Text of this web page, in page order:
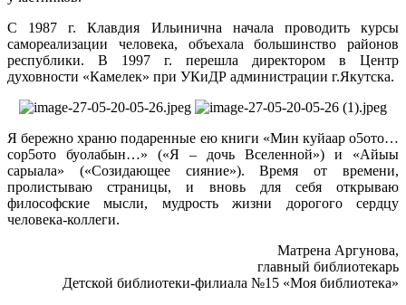
С 1987 г. Клавдия Ильинична начала проводить курсы
самореализации человека, объехала большинство районов
республики. В 1997 г. перешла директором в Центр
духовности «Камелек» при УКиДР администрации г.Якутска.
Я бережно храню подаренные ею книги «Мин куйаар о5ото…
сор5ото буолабын…» («Я – дочь Вселенной») и «Айыы
сарыала» («Созидающее сияние»). Время от времени,
пролистываю страницы, и вновь для себя открываю
философские мысли, мудрость жизни дорогого сердцу
человека-коллеги.
Матрена Аргунова,
главный библиотекарь
Детской библиотеки-филиала №15 «Моя библиотека»